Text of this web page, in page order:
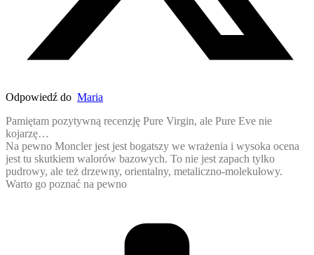
Odpowiedź do Maria
Pamiętam pozytywną recenzję Pure Virgin, ale Pure Eve nie
kojarzę…
Na pewno Moncler jest jest bogatszy we wrażenia i wysoka ocena
jest tu skutkiem walorów bazowych. To nie jest zapach tylko
pudrowy, ale też drzewny, orientalny, metaliczno-molekułowy.
Warto go poznać na pewno